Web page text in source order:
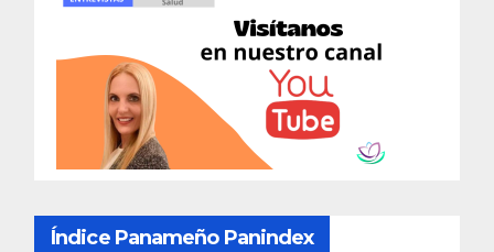
Índice Panameño Panindex